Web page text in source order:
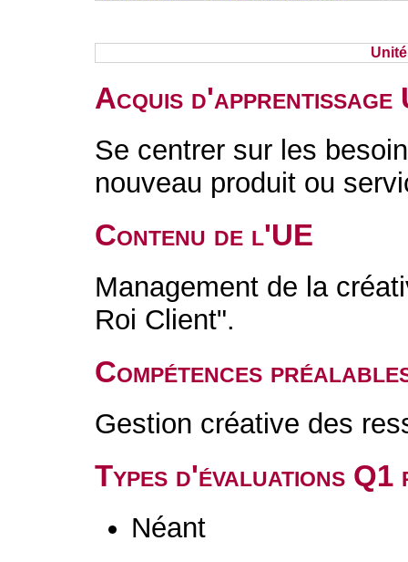
Acquis d'apprentissage
Se centrer sur les
nouveau produit ou
Contenu de l'UE
Management de la
Roi Client".
Compétences
Gestion créative des
Types d'évaluations
Néant